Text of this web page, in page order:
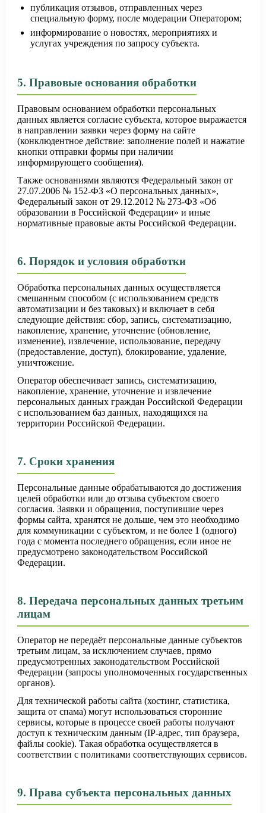
публикация отзывов, отправленных через
специальную форму, после модерации Оператором;
информирование о новостях, мероприятиях и
услугах учреждения по запросу субъекта.
5. Правовые основания обработки
Правовым основанием обработки персональных
данных является согласие субъекта, которое выражается
в направлении заявки через форму на сайте
(конклюдентное действие: заполнение полей и нажатие
кнопки отправки формы при наличии
информирующего сообщения).
Также основаниями являются Федеральный закон от
27.07.2006 № 152-ФЗ «О персональных данных»,
Федеральный закон от 29.12.2012 № 273-ФЗ «Об
образовании в Российской Федерации» и иные
нормативные правовые акты Российской Федерации.
6. Порядок и условия обработки
Обработка персональных данных осуществляется
смешанным способом (с использованием средств
автоматизации и без таковых) и включает в себя
следующие действия: сбор, запись, систематизацию,
накопление, хранение, уточнение (обновление,
изменение), извлечение, использование, передачу
(предоставление, доступ), блокирование, удаление,
уничтожение.
Оператор обеспечивает запись, систематизацию,
накопление, хранение, уточнение и извлечение
персональных данных граждан Российской Федерации
с использованием баз данных, находящихся на
территории Российской Федерации.
7. Сроки хранения
Персональные данные обрабатываются до достижения
целей обработки или до отзыва субъектом своего
согласия. Заявки и обращения, поступившие через
формы сайта, хранятся не дольше, чем это необходимо
для коммуникации с субъектом, и не более 1 (одного)
года с момента последнего обращения, если иное не
предусмотрено законодательством Российской
Федерации.
8. Передача персональных данных третьим
лицам
Оператор не передаёт персональные данные субъектов
третьим лицам, за исключением случаев, прямо
предусмотренных законодательством Российской
Федерации (запросы уполномоченных государственных
органов).
Для технической работы сайта (хостинг, статистика,
защита от спама) могут использоваться сторонние
сервисы, которые в процессе своей работы получают
доступ к техническим данным (IP-адрес, тип браузера,
файлы cookie). Такая обработка осуществляется в
соответствии с политиками соответствующих сервисов.
9. Права субъекта персональных данных